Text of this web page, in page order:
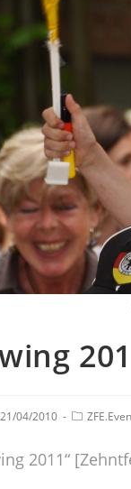
21/04/2010
2011“